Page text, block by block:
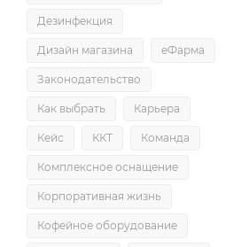
Дезинфекция
Дизайн магазина еФарма
Законодательство
Как выбрать Карьера
Кейс ККТ Команда
Комплексное оснащение
Корпоративная жизнь
Кофейное оборудование